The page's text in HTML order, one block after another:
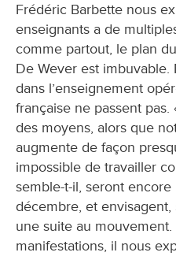
Frédéric Barbette nous
enseignants a de
comme partout, le plan
De Wever est imbuvable.
dans l’enseignement
française ne passent
des moyens, alors que
augmente de façon
impossible de travailler
semble-t-il, seront
décembre, et
une suite au
manifestations, il nous